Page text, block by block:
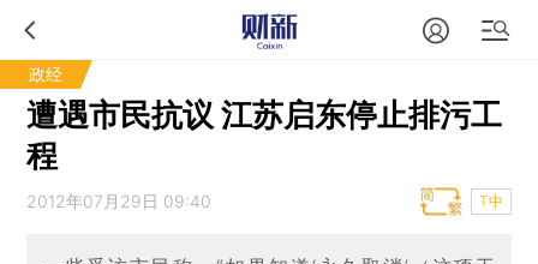
政经
遭遇市民抗议 江苏启东停止排污工
程
2012年07月29日 09:40 T中